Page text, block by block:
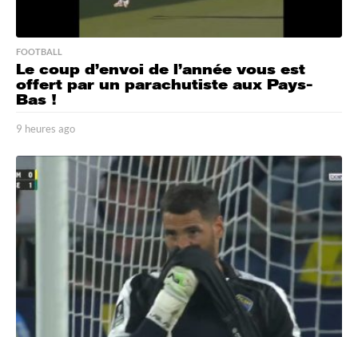
FOOTBALL
Le coup d’envoi de l’année vous est
offert par un parachutiste aux Pays-
Bas !
9 heures ago
e
r
a
g